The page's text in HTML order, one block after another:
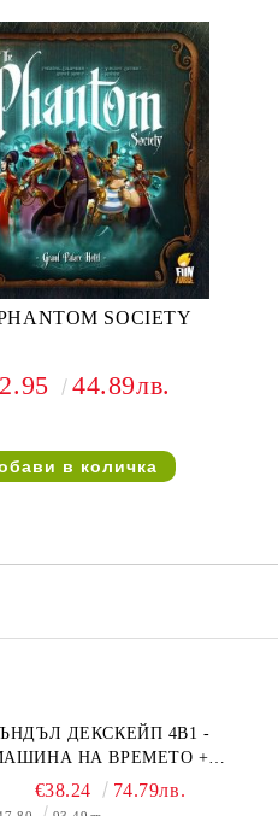
SOCIETY
44.89лв.
ДЕКСКЕЙП 4В1 -
НА ВРЕМЕТО +
ОТ АЛКАТРАЗ +
НА ЕЛ ДОРАДО +
€38.24 74.79лв.